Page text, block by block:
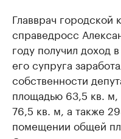
Главврач
справедросс
году получил доход
его супруга
собственности
площадью 63,5 кв.
76,5 кв. м, а также
помещении общей